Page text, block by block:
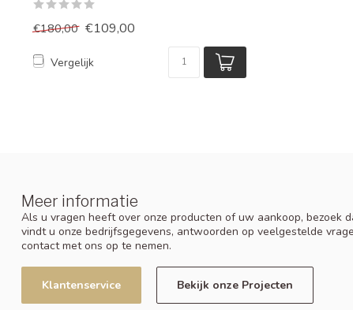
€180,00 €109,00
Vergelijk
Meer informatie
Als u vragen heeft over onze producten of uw aankoop, bezoek
vindt u onze bedrijfsgegevens, antwoorden op veelgestelde
contact met ons op te nemen.
Klantenservice Bekijk onze Projecten